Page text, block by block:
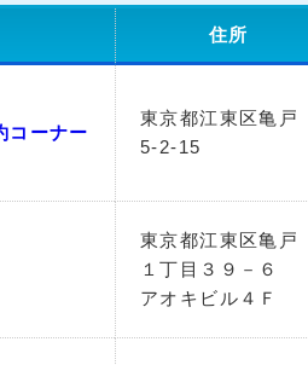
住所
コーナー
東京都江東区亀戸
5-2-15
東京都江東区亀戸
１丁目３９－６
アオキビル４Ｆ